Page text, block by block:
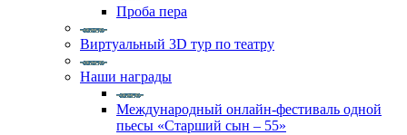
Проба пера
Виртуальный 3D тур по театру
Наши награды
Международный онлайн-фестиваль одной
пьесы «Старший сын – 55»